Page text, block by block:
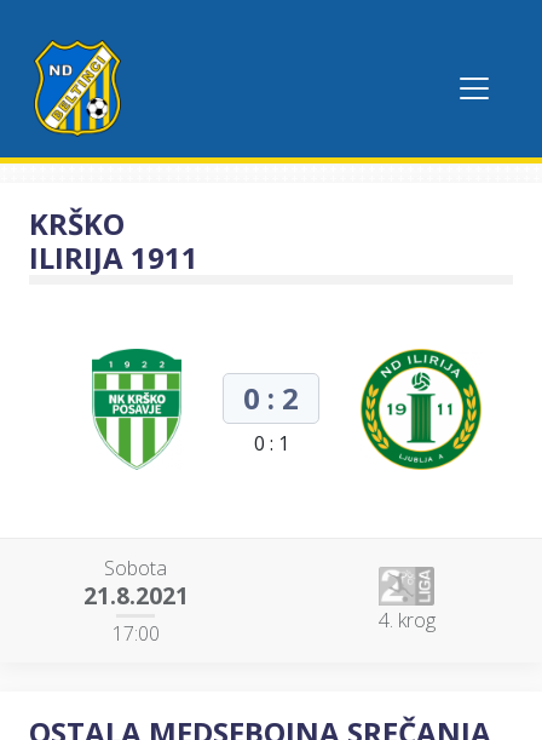
KRŠKO
ILIRIJA 1911
0 : 2
0 : 1
Sobota
21.8.2021
17:00 4. krog
OSTALA MEDSEBOJNA SREČANJA